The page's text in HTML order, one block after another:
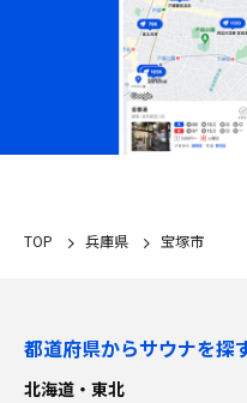
TOP 兵庫県 宝塚市
都道府県からサウナを探
北海道・東北